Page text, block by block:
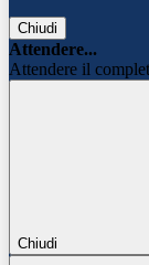
Chiudi
Attendere...
Attendere il
Chiudi